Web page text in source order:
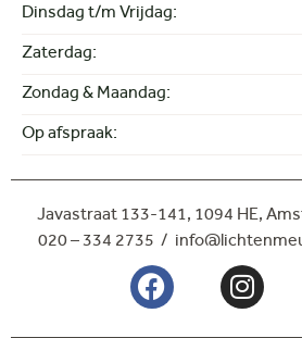
Dinsdag t/m Vrijdag:
Zaterdag:
Zondag & Maandag:
Op afspraak:
Javastraat 133-141, 1094 HE,
020 – 334 2735 /